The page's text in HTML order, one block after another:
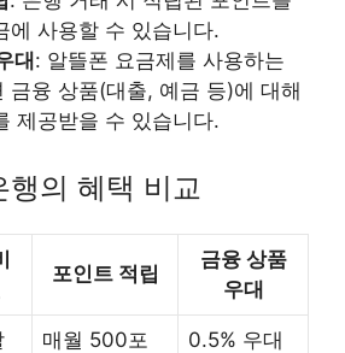
에 사용할 수 있습니다.
대: 알뜰폰 요금제를 사용하는
금융 상품(대출, 예금 등)에 대해
제공받을 수 있습니다.
행의 혜택 비교
포인트 적립
금융 상품
우대
매월 500포
0.5% 우대